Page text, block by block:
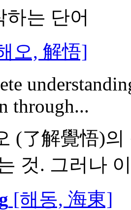
하는 단어
오, 解悟]
through...
(了解覺悟)
것. 그러나
[해동, 海東]